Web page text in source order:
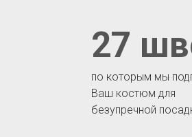
по которым мы
Ваш костюм для
безупречной
27